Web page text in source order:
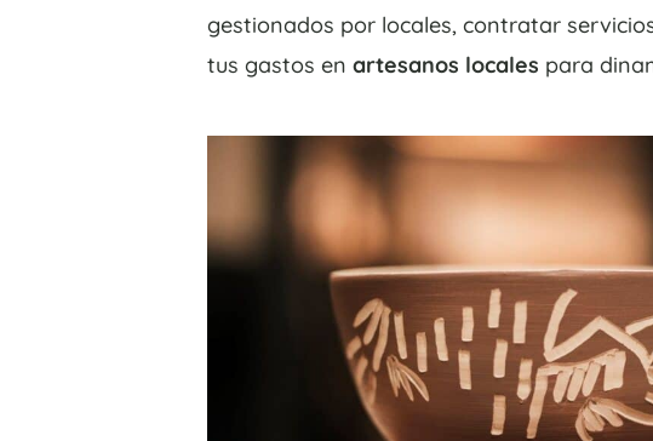
gestionados por locales, contratar
tus gastos enartesanos locales para